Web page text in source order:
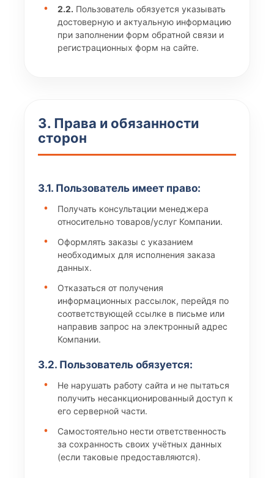
2.2. Пользователь обязуется указывать
достоверную и актуальную информацию
при заполнении форм обратной связи и
регистрационных форм на сайте.
3. Права и обязанности
сторон
3.1. Пользователь имеет право:
Получать консультации менеджера
относительно товаров/услуг Компании.
Оформлять заказы с указанием
необходимых для исполнения заказа
данных.
Отказаться от получения
информационных рассылок, перейдя по
соответствующей ссылке в письме или
направив запрос на электронный адрес
Компании.
3.2. Пользователь обязуется:
Не нарушать работу сайта и не пытаться
получить несанкционированный доступ к
его серверной части.
Самостоятельно нести ответственность
за сохранность своих учётных данных
(если таковые предоставляются).